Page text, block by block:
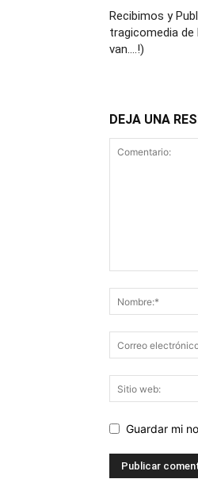
Recibimos y
tragicomedia
van….!)
DEJA UNA
Guardar mi